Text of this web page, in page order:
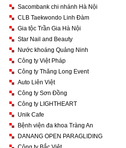
Sacombank chi nhánh Hà Nội
CLB Taekwondo Linh Đàm
Gia tộc Trần Gia Hà Nội
Star Nail and Beauty
Nước khoáng Quảng Ninh
Công ty Việt Pháp
Công ty Thăng Long Event
Auto Liên Việt
Công ty Sơn Đồng
Công ty LIGHTHEART
Unik Cafe
Bệnh viện đa khoa Tràng An
DANANG OPEN PARAGLIDING